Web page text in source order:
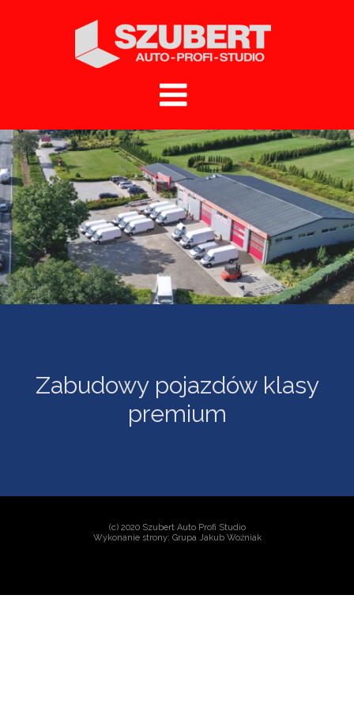
Zabudowy pojazdów klasy
premium
(c) 2020 Szubert Auto Profi Studio
Wykonanie strony: Grupa Jakub Woźniak